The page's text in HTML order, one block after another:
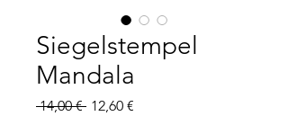
Siegelstempel
Mandala
14,00 € Standardpreis
12,60 €